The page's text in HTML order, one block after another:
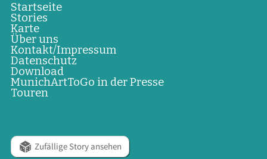
Startseite
Stories
Karte
Über uns
Kontakt/Impressum
Datenschutz
Download
MunichArtToGo in der Presse
Touren
Zufällige Story ansehen